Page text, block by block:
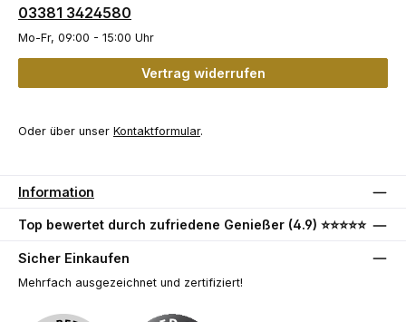
03381 3424580
Mo-Fr, 09:00 - 15:00 Uhr
Vertrag widerrufen
Oder über unser Kontaktformular.
Information
Top bewertet durch zufriedene Genießer (4.9) ⭐⭐⭐⭐⭐
Sicher Einkaufen
Mehrfach ausgezeichnet und zertifiziert!